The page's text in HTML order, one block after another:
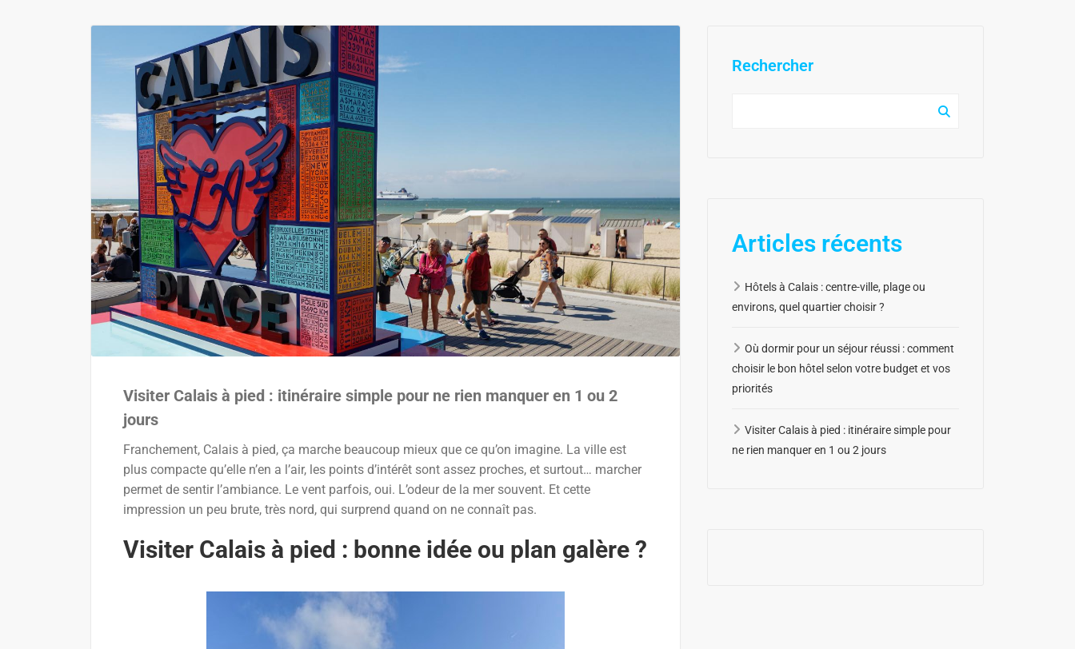
Visiter Calais à pied : itinéraire simple pour ne rien manquer en 1 ou 2
jours
Franchement, Calais à pied, ça marche beaucoup mieux que ce qu’on imagine. La ville est
plus compacte qu’elle n’en a l’air, les points d’intérêt sont assez proches, et surtout… marcher
permet de sentir l’ambiance. Le vent parfois, oui. L’odeur de la mer souvent. Et cette
impression un peu brute, très nord, qui surprend quand on ne connaît pas.
Visiter Calais à pied : bonne idée ou plan galère ?
Rechercher
Articles récents
Hôtels à Calais : centre-ville, plage ou
environs, quel quartier choisir ?
Où dormir pour un séjour réussi : comment
choisir le bon hôtel selon votre budget et vos
priorités
Visiter Calais à pied : itinéraire simple pour
ne rien manquer en 1 ou 2 jours